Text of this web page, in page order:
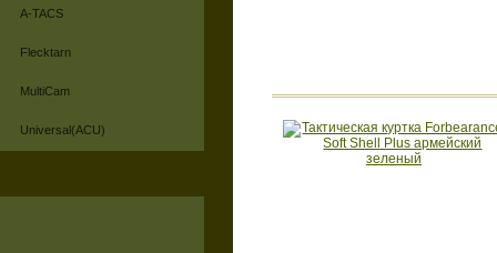
A-TACS
Flecktarn
MultiCam
Universal(ACU)